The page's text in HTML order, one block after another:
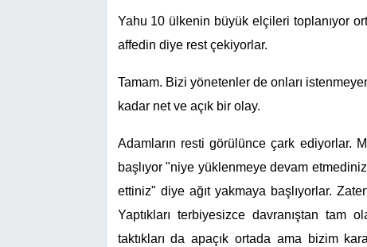
Yahu 10 ülkenin büyük elçileri toplanıyor
affedin diye rest çekiyorlar.
Tamam. Bizi yönetenler de onları
kadar net ve açık bir olay.
Adamların resti görülünce çark ediyorlar.
başlıyor "niye yüklenmeye devam
ettiniz" diye ağıt yakmaya başlıyorlar.
Yaptıkları terbiyesizce davranıştan tam
taktıkları da apaçık ortada ama bizim